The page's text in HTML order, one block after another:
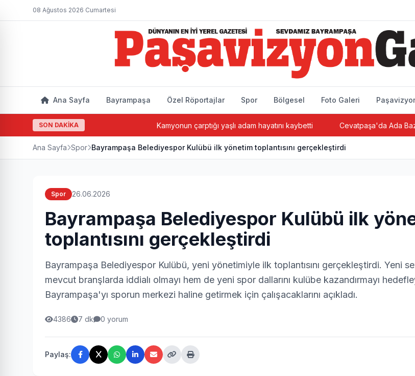
08 Ağustos 2026 Cumartesi
Ana Sayfa Bayrampaşa Özel Röportajlar Spor Bölgesel Foto Galeri
SON DAKİKA Kamyonun çarptığı yaşlı adam hayatını kaybetti Cevatpaşa'da Ada Bazlı Kentsel
Ana Sayfa Spor Bayrampaşa Belediyespor Kulübü ilk yönetim toplantısını gerçekleştirdi
Spor 26.06.2026
Bayrampaşa Belediyespor Kulübü ilk
toplantısını gerçekleştirdi
Bayrampaşa Belediyespor Kulübü, yeni yönetimiyle ilk toplantısını gerçekleştirdi. Yeni
mevcut branşlarda iddialı olmayı hem de yeni spor dallarını kulübe kazandırmayı
Bayrampaşa'yı sporun merkezi haline getirmek için çalışacaklarını açıkladı.
4386 7 dk 0 yorum
Paylaş: